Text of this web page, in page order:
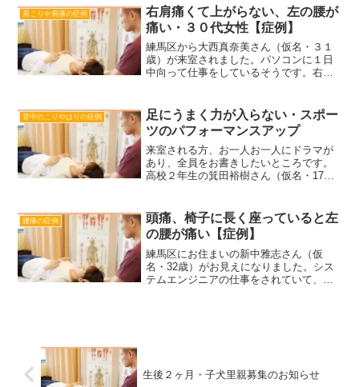
診させていただきましたが、開業してか
らは、Sさんが初めてで...
肩こりや肩痛の症例
右肩痛くて上がらない、左の腰が
痛い・３０代女性【症例】
練馬区から大西真奈美さん（仮名・３１
歳）が来室されました。パソコンに１日
中向って仕事をしているそうです。右の
りますか？」問診で聞いてみました。
「ここまでです」観ると、右...
背中のこりやはりの症例
足にうまく力が入らない・スポー
ツのパフォーマンスアップ
来室される方、お一人お一人にドラマが
あり、全員をお書きしたいところです。
高校２年生の箕田裕樹さん（仮名・17
伝の東京都代表を決める大会があるそう
ですが、走っていてうまく...
腰痛の症例
頭痛、椅子に長く座っていると左
の腰が痛い【症例】
練馬区にお住まいの新中雅志さん（仮
名・32歳）がお見えになりました。シス
テムエンジニアの仕事をされていて、ず
生後２ヶ月・子犬里親募集のお知らせ